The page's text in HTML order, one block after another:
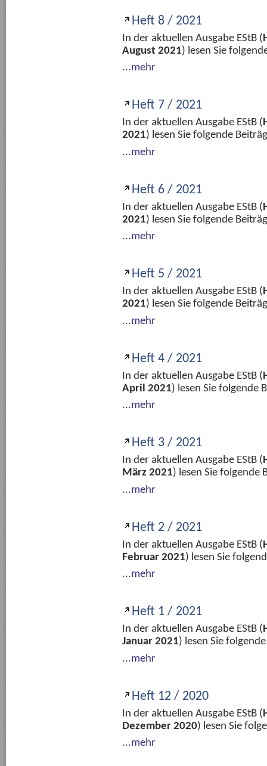
Heft 8 / 2021
In der aktuellen Ausgabe EStB (
August 2021) lesen Sie
...mehr
Heft 7 / 2021
In der aktuellen Ausgabe EStB (
2021) lesen Sie folgende
...mehr
Heft 6 / 2021
In der aktuellen Ausgabe EStB (
2021) lesen Sie folgende
...mehr
Heft 5 / 2021
In der aktuellen Ausgabe EStB (
2021) lesen Sie folgende
...mehr
Heft 4 / 2021
In der aktuellen Ausgabe EStB (
April 2021) lesen Sie folgende
...mehr
Heft 3 / 2021
In der aktuellen Ausgabe EStB (
März 2021) lesen Sie folgende
...mehr
Heft 2 / 2021
In der aktuellen Ausgabe EStB (
Februar 2021) lesen Sie
...mehr
Heft 1 / 2021
In der aktuellen Ausgabe EStB (
Januar 2021) lesen Sie
...mehr
Heft 12 / 2020
In der aktuellen Ausgabe EStB (
Dezember 2020) lesen Sie
...mehr